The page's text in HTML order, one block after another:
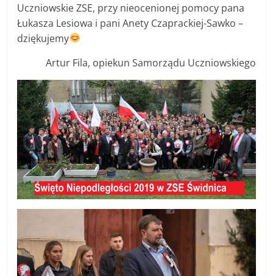
Uczniowskie ZSE, przy nieocenionej pomocy pana
Łukasza Lesiowa i pani Anety Czaprackiej-Sawko –
dziękujemy
Artur Fila, opiekun Samorządu Uczniowskiego